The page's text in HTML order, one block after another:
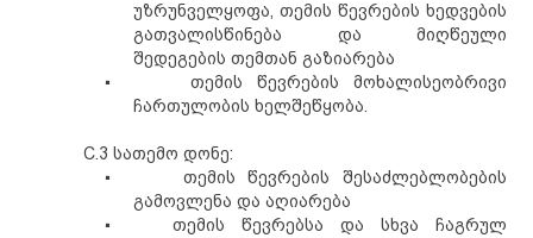
უზრუნველყოფა, თემის წევრების ხედვების
გათვალისწინება და მიღწეული
შედეგების თემთან გაზიარება
▪
თემის წევრებისმოხალისეობრივი
ჩართულობის ხელშეწყობა.
C.3 სათემო დონე:
▪
თემის წევრების შესაძლებლობების
გამოვლენა და აღიარება
▪
თემის წევრებსა და სხვა ჩაგრულ